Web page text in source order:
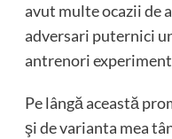
avut multe ocazii de
adversari puternici
antrenori
Pe lângă această
şi de varianta mea